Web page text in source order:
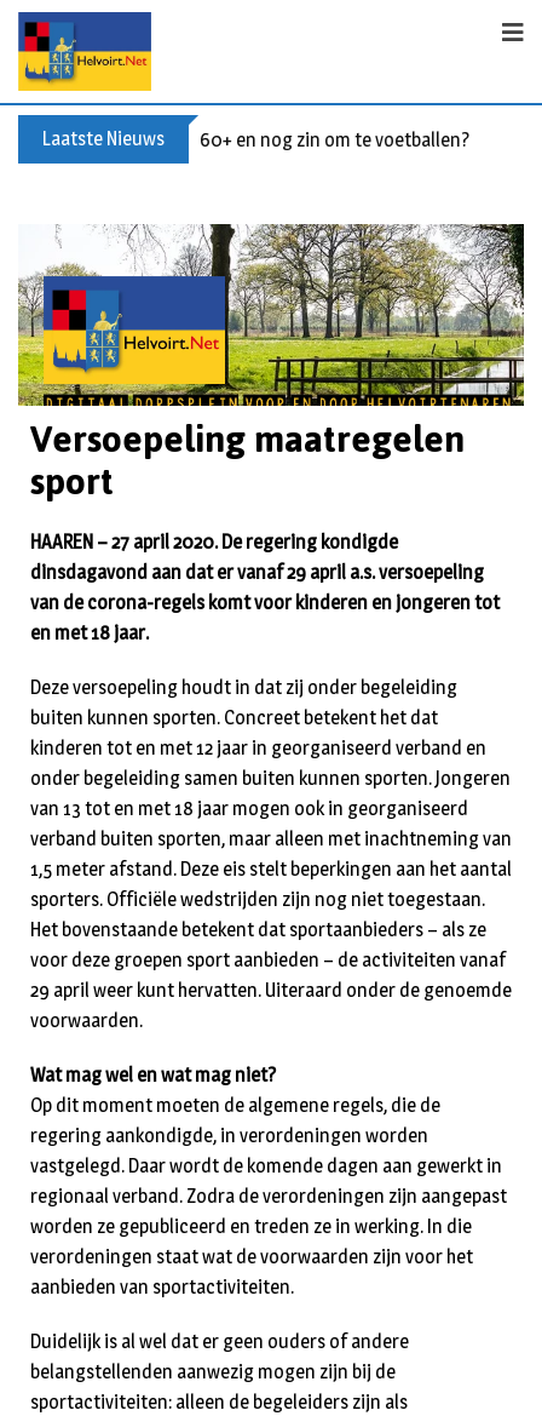
Laatste Nieuws 60+ en nog zin om te voetballen? Kom
Versoepeling maatregelen
sport
HAAREN – 27 april 2020. De regering kondigde
dinsdagavond aan dat er vanaf 29 april a.s. versoepeling
van de corona-regels komt voor kinderen en jongeren tot
en met 18 jaar.
Deze versoepeling houdt in dat zij onder begeleiding
buiten kunnen sporten. Concreet betekent het dat
kinderen tot en met 12 jaar in georganiseerd verband en
onder begeleiding samen buiten kunnen sporten. Jongeren
van 13 tot en met 18 jaar mogen ook in georganiseerd
verband buiten sporten, maar alleen met inachtneming van
1,5 meter afstand. Deze eis stelt beperkingen aan het aantal
sporters. Officiële wedstrijden zijn nog niet toegestaan.
Het bovenstaande betekent dat sportaanbieders – als ze
voor deze groepen sport aanbieden – de activiteiten vanaf
29 april weer kunt hervatten. Uiteraard onder de genoemde
voorwaarden.
Wat mag wel en wat mag niet?
Op dit moment moeten de algemene regels, die de
regering aankondigde, in verordeningen worden
vastgelegd. Daar wordt de komende dagen aan gewerkt in
regionaal verband. Zodra de verordeningen zijn aangepast
worden ze gepubliceerd en treden ze in werking. In die
verordeningen staat wat de voorwaarden zijn voor het
aanbieden van sportactiviteiten.
Duidelijk is al wel dat er geen ouders of andere
belangstellenden aanwezig mogen zijn bij de
sportactiviteiten: alleen de begeleiders zijn als